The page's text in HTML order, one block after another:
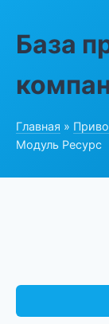
База
Главная »
Модуль Ресурс